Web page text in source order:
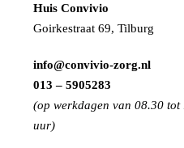
Huis Convivio
Goirkestraat 69, Tilburg
info@convivio-zorg.nl
013 – 5905283
(op werkdagen van 08.30
uur)